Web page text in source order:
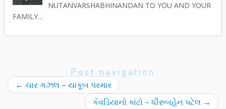
NUTANVARSHABHINANDAN TO YOU AND YOUR
FAMILY…
Post navigation
← ચાર ગઝલ – યાકૂબ પરમાર
કેવડિયાનો કાંટો – ધીરુબહેન પટેલ →